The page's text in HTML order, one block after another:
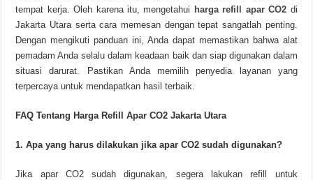
tempat kerja. Oleh karena itu, mengetahui harga refill apar CO2 di
Jakarta Utara serta cara memesan dengan tepat sangatlah penting.
Dengan mengikuti panduan ini, Anda dapat memastikan bahwa alat
pemadam Anda selalu dalam keadaan baik dan siap digunakan dalam
situasi darurat. Pastikan Anda memilih penyedia layanan yang
terpercaya untuk mendapatkan hasil terbaik.
FAQ Tentang Harga Refill Apar CO2 Jakarta Utara
1. Apa yang harus dilakukan jika apar CO2 sudah digunakan?
Jika apar CO2 sudah digunakan, segera lakukan refill untuk